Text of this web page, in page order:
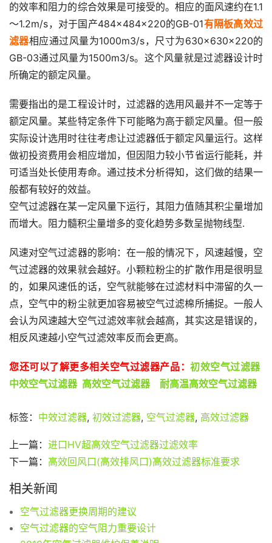
的效率和阻力的综合效果是可接受的。相应的面风速约在1.1
～1.2m/s，对于国产484×484×220的GB-01有隔板高效过
滤器相应通过风量为1000m3/s，尺寸为630×630×220的
GB-03通过风量为1500m3/s。这个风量就是过滤器设计时
所确定的额定风量。
需要指出的是工程设计时，过滤器的选用风最并不一定等于
额定风量。某些特定条件下可能略为高于额定风量。但一般
实际设计选用时往往考虑让过滤器低于额定风量运行。这样
做初投资费用会相应增加，但因阻力较小节省运行能耗，并
可适当处长使用寿命。通过技术分析得知，这们做的结果一
般都有较好的效益。
空气过滤器在某一定风量下运行，其阻力值随其积尘量增加
而增大。阻力髓积尘量增多的变化趋势多数呈抛物线型.
风速对空气过滤器的影响：在一般的情况下，风速越慢，空
气过滤器的效果就会越好。小颗粒粉尘的扩散作用是很明显
的，如果风速低的话，空气就能够在过滤材料中滞留的久一
点，空气中的粉尘就更加容易被空气过滤棉所捕捉。一般人
会认为风速越大空气过滤效率就会越高，其实这是错误的，
相反风速越小空气过滤效率反而会更高。
您还可以了解更多相关空气过滤器产品：初效空气过滤器
中效空气过滤器 高效空气过滤器 耐高温高效空气过滤器
标签： 中效过滤器, 初效过滤器, 空气过滤器, 高效过滤器
上一篇： 进口HV超高效空气过滤器过滤效率
下一篇： 高效回风口(高效排风口)高效过滤器标准要求
相关新闻
空气过滤器更换周期的建议
空气过滤器的空气阻力重要设计